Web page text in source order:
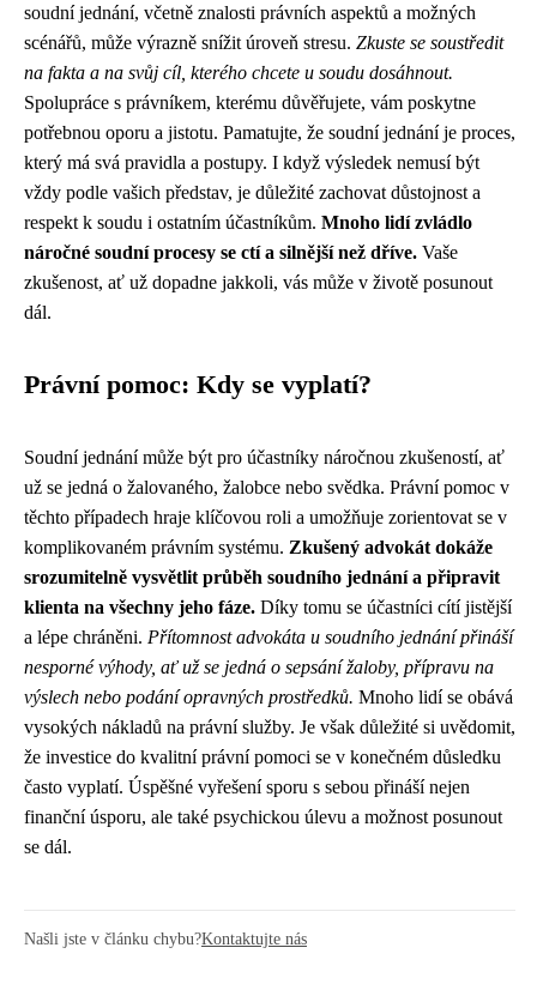
soudní jednání, včetně znalosti právních aspektů a možných
scénářů, může výrazně snížit úroveň stresu. Zkuste se soustředit
na fakta a na svůj cíl, kterého chcete u soudu dosáhnout.
Spolupráce s právníkem, kterému důvěřujete, vám poskytne
potřebnou oporu a jistotu. Pamatujte, že soudní jednání je proces,
který má svá pravidla a postupy. I když výsledek nemusí být
vždy podle vašich představ, je důležité zachovat důstojnost a
respekt k soudu i ostatním účastníkům. Mnoho lidí zvládlo
náročné soudní procesy se ctí a silnější než dříve. Vaše
zkušenost, ať už dopadne jakkoli, vás může v životě posunout
dál.
Právní pomoc: Kdy se vyplatí?
Soudní jednání může být pro účastníky náročnou zkušeností, ať
už se jedná o žalovaného, žalobce nebo svědka. Právní pomoc v
těchto případech hraje klíčovou roli a umožňuje zorientovat se v
komplikovaném právním systému. Zkušený advokát dokáže
srozumitelně vysvětlit průběh soudního jednání a připravit
klienta na všechny jeho fáze. Díky tomu se účastníci cítí jistější
a lépe chráněni. Přítomnost advokáta u soudního jednání přináší
nesporné výhody, ať už se jedná o sepsání žaloby, přípravu na
výslech nebo podání opravných prostředků. Mnoho lidí se obává
vysokých nákladů na právní služby. Je však důležité si uvědomit,
že investice do kvalitní právní pomoci se v konečném důsledku
často vyplatí. Úspěšné vyřešení sporu s sebou přináší nejen
finanční úsporu, ale také psychickou úlevu a možnost posunout
se dál.
Našli jste v článku chybu?Kontaktujte nás